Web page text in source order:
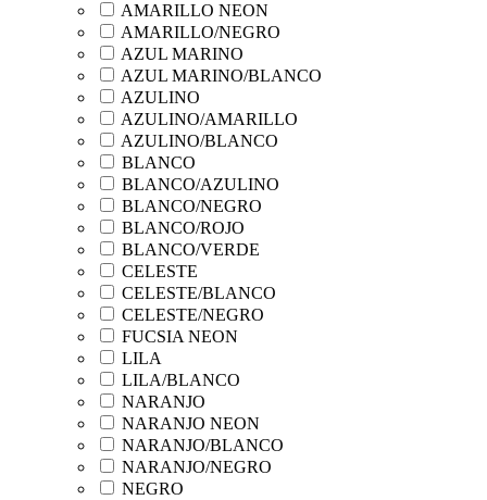
AMARILLO NEON
AMARILLO/NEGRO
AZUL MARINO
AZUL MARINO/BLANCO
AZULINO
AZULINO/AMARILLO
AZULINO/BLANCO
BLANCO
BLANCO/AZULINO
BLANCO/NEGRO
BLANCO/ROJO
BLANCO/VERDE
CELESTE
CELESTE/BLANCO
CELESTE/NEGRO
FUCSIA NEON
LILA
LILA/BLANCO
NARANJO
NARANJO NEON
NARANJO/BLANCO
NARANJO/NEGRO
NEGRO